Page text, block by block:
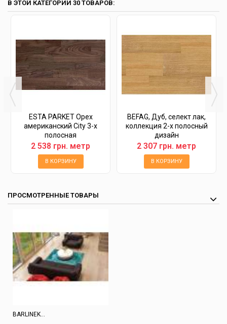
В ЭТОЙ КАТЕГОРИИ 30 ТОВАРОВ:
ESTA PARKET Орех
американский City 3-х
полосная
2 538 грн. метр
В КОРЗИНУ
BEFAG, Дуб, селект лак,
коллекция 2-х полосный
дизайн
2 307 грн. метр
В КОРЗИНУ
ПРОСМОТРЕННЫЕ ТОВАРЫ
BARLINEK...